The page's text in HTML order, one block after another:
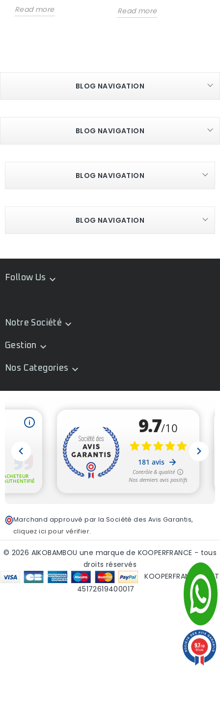
Read more
Read more
BLOG NAVIGATION
BLOG NAVIGATION
BLOG NAVIGATION
BLOG NAVIGATION
Follow Us 
Notre Société 
Gestion 
Nos Categories 
Marchand approuvé par la Société des Avis Garantis,
cliquez ici pour vérifier.
© 2026 AIKOBAMBOU une marque de KOOPERFRANCE - tous
droits réservés
KOOPERFRANCE SIRET
45172619400017
9.7/10
181 avis